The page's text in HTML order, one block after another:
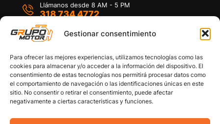
Gestionar consentimiento
Para ofrecer las mejores experiencias, utilizamos tecnologías como las
cookies para almacenar y/o acceder a la información del dispositivo. El
consentimiento de estas tecnologías nos permitirá procesar datos como
el comportamiento de navegación o las identificaciones únicas en este
sitio. No consentir o retirar el consentimiento, puede afectar
negativamente a ciertas características y funciones.
Llámanos desde 8 AM - 5 PM
318 734 4772
Por medio de WhatsApp
Políticas de privacidad
Política de devoluciones y/o reembolsos